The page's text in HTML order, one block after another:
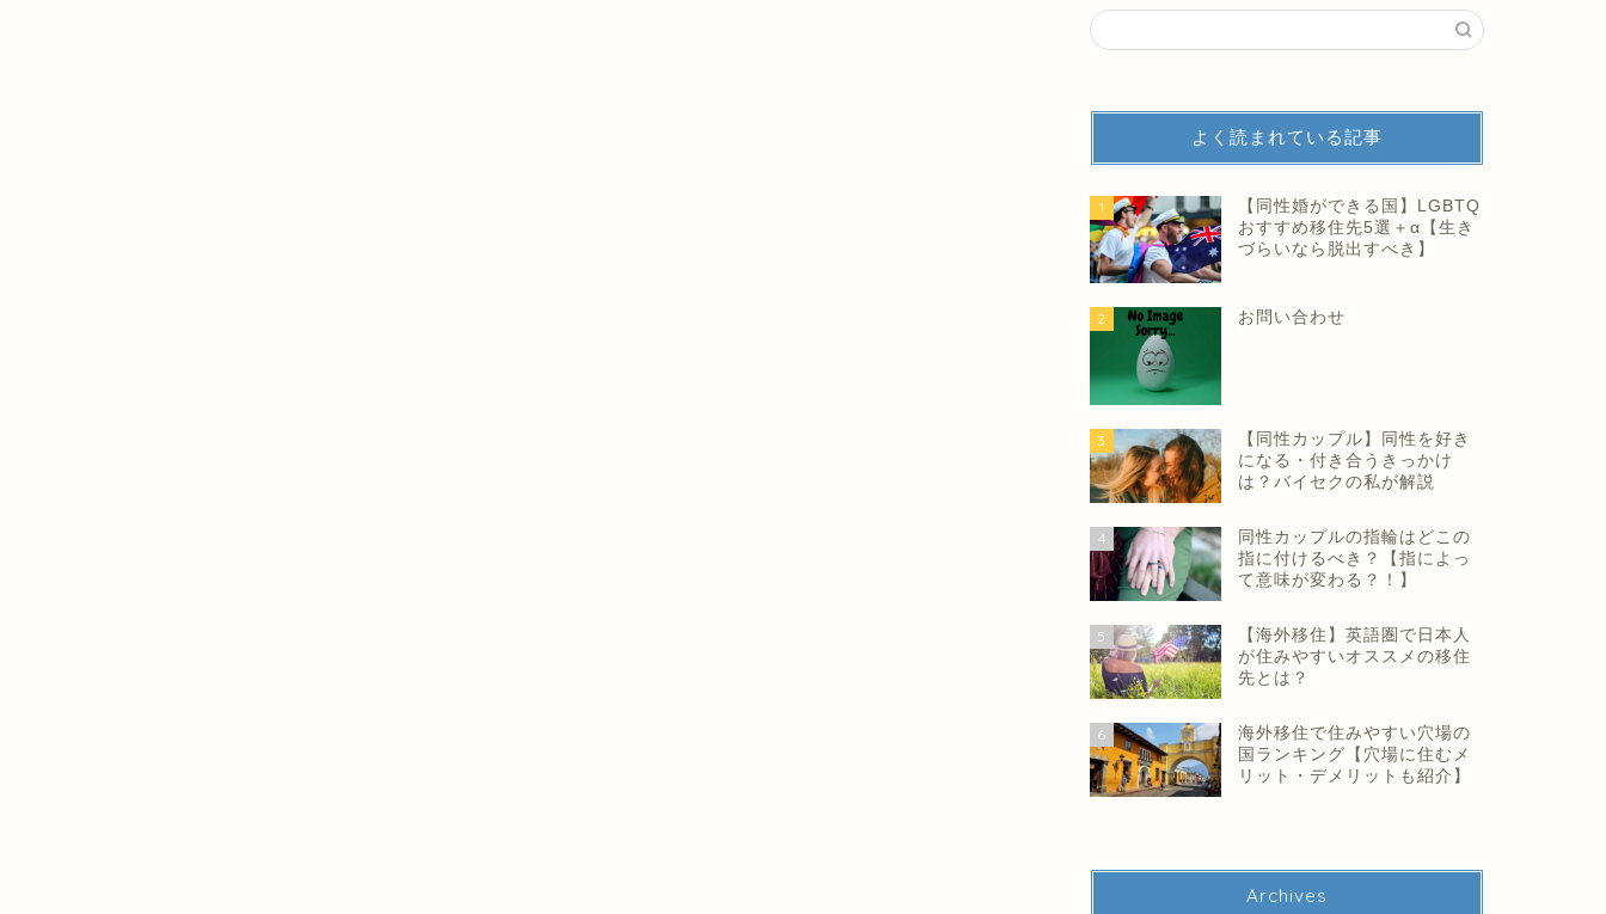
よく読まれている記事
1
【同性婚ができる国】LGBTQ
おすすめ移住先5選＋α【生き
づらいなら脱出すべき】
2 お問い合わせ
3
【同性カップル】同性を好き
になる・付き合うきっかけ
は？バイセクの私が解説
4
同性カップルの指輪はどこの
指に付けるべき？【指によっ
て意味が変わる？！】
5
【海外移住】英語圏で日本人
が住みやすいオススメの移住
先とは？
6
海外移住で住みやすい穴場の
国ランキング【穴場に住むメ
リット・デメリットも紹介】
Archives